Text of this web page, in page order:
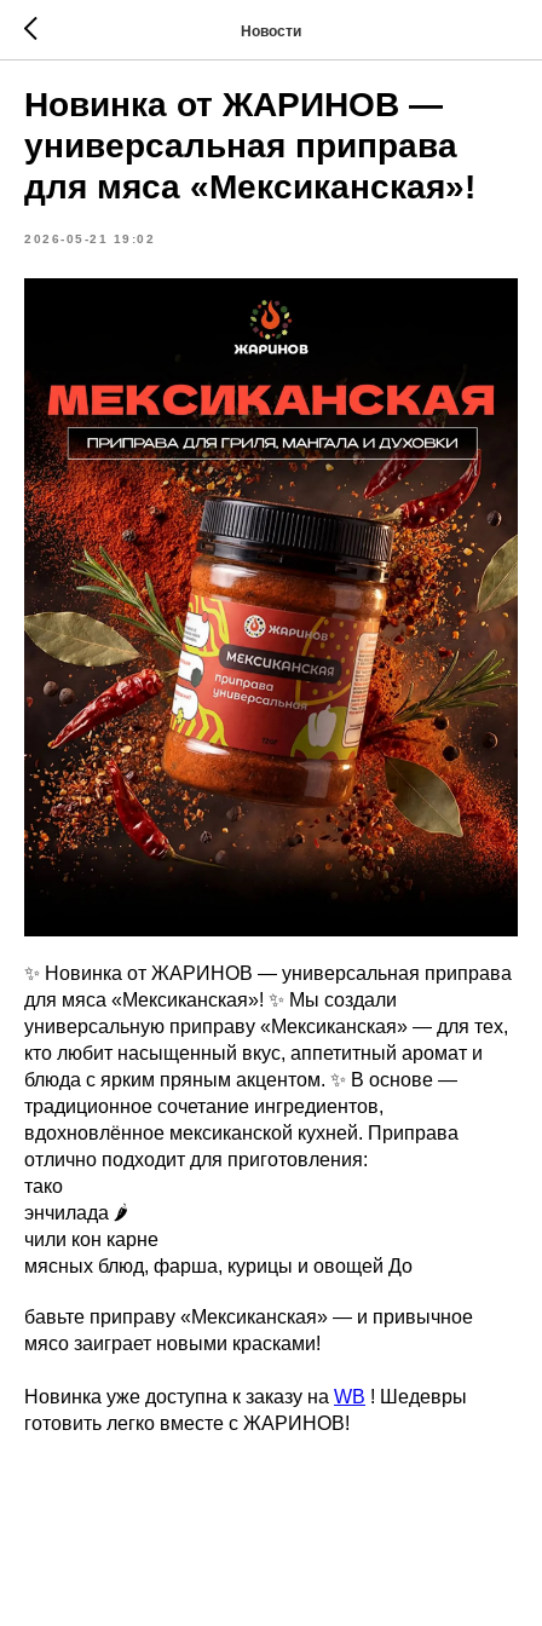
Новости
Новинка от ЖАРИНОВ —
универсальная приправа
для мяса «Мексиканская»!
2026-05-21 19:02
✨ Новинка от ЖАРИНОВ — универсальная приправа
для мяса «Мексиканская»! ✨ Мы создали
универсальную приправу «Мексиканская» — для тех,
кто любит насыщенный вкус, аппетитный аромат и
блюда с ярким пряным акцентом. ✨ В основе —
традиционное сочетание ингредиентов,
вдохновлённое мексиканской кухней. Приправа
отлично подходит для приготовления:
тако
энчилада 🌶
чили кон карне
мясных блюд, фарша, курицы и овощей До
бавьте приправу «Мексиканская» — и привычное
мясо заиграет новыми красками!
Новинка уже доступна к заказу на WB ! Шедевры
готовить легко вместе с ЖАРИНОВ!